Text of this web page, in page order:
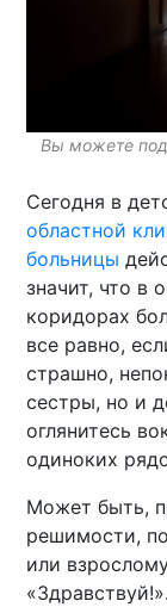
Вы можете
Сегодня в
областной
больницы
значит, что в
коридорах
все равно,
страшно,
сестры, но и
оглянитесь
одиноких
Может быть,
решимости,
или